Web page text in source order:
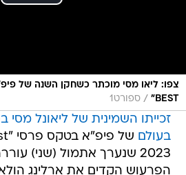
BEST"
/ ספורט1
זכייתו השמינית של ליאונל
בעולם
2023 שנערך אתמול (שני)
הפרעוש הקדים את ארלינג